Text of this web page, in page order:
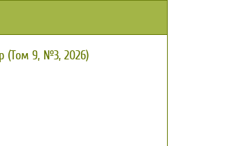
(Том 9, №3, 2026)